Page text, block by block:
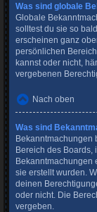
Was sind globale
Globale
solltest du sie so
erscheinen ganz
persönlichen
kannst oder nicht,
vergebenen
Nach oben
Was sind
Bekanntmachungen
Bereich des Boards,
Bekanntmachungen
sie erstellt wurden.
deinen
oder nicht. Die
vergeben.